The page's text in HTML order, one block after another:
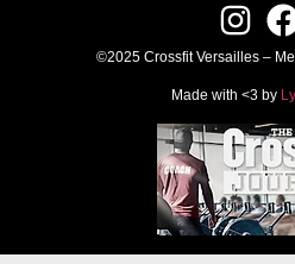
©2025 Crossfit Versailles –
Made with <3 by